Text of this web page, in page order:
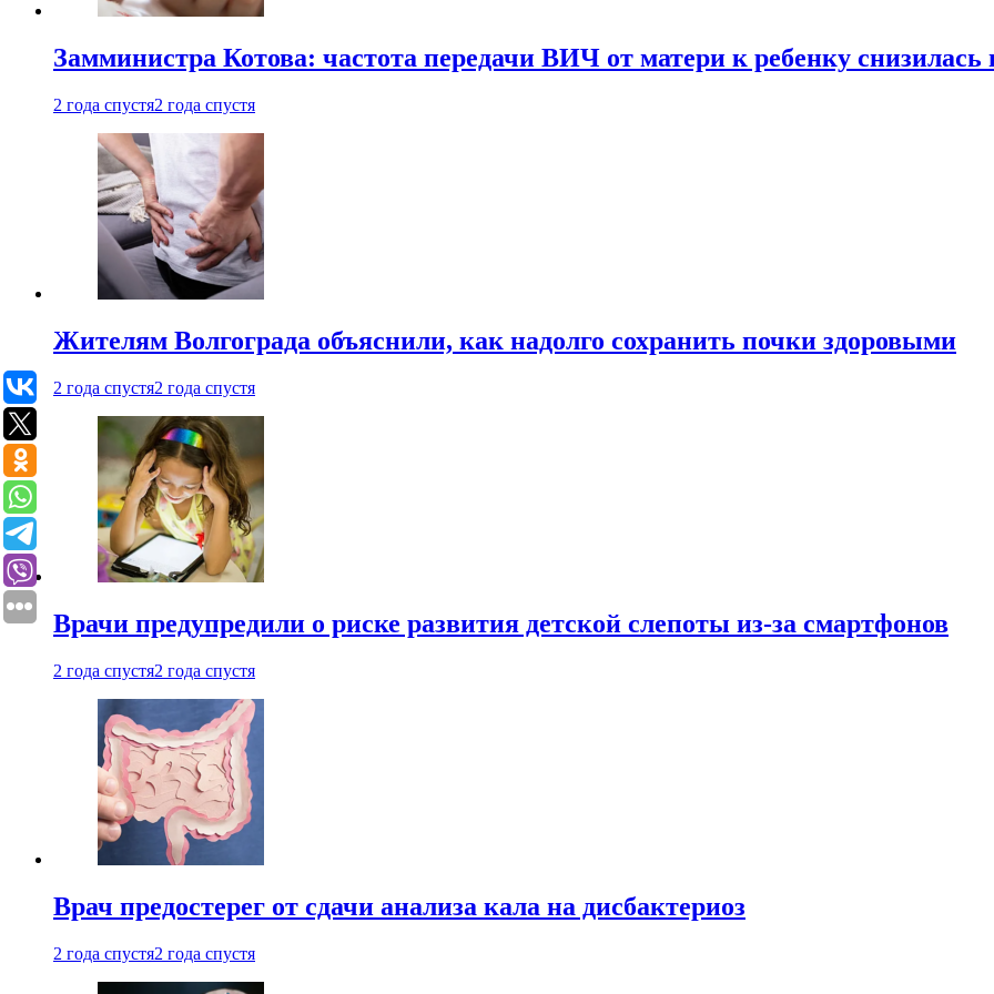
Замминистра Котова: частота передачи ВИЧ от матери к ребенку снизилась
2 года спустя2 года спустя
Жителям Волгограда объяснили, как надолго сохранить почки здоровыми
2 года спустя2 года спустя
Врачи предупредили о риске развития детской слепоты из-за смартфонов
2 года спустя2 года спустя
Врач предостерег от сдачи анализа кала на дисбактериоз
2 года спустя2 года спустя